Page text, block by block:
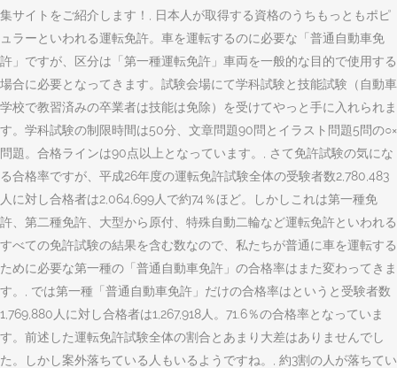
集サイトをご紹介します！, 日本人が取得する資格のうちもっともポピ
ュラーといわれる運転免許。車を運転するのに必要な「普通自動車免
許」ですが、区分は「第一種運転免許」車両を一般的な目的で使用する
場合に必要となってきます。試験会場にて学科試験と技能試験（自動車
学校で教習済みの卒業者は技能は免除）を受けてやっと手に入れられま
す。学科試験の制限時間は50分、文章問題90問とイラスト問題5問の○×
問題。合格ラインは90点以上となっています。, さて免許試験の気にな
る合格率ですが、平成26年度の運転免許試験全体の受験者数2,780,483
人に対し合格者は2,064,699人で約74％ほど。しかしこれは第一種免
許、第二種免許、大型から原付、特殊自動二輪など運転免許といわれる
すべての免許試験の結果を含む数なので、私たちが普通に車を運転する
ために必要な第一種の「普通自動車免許」の合格率はまた変わってきま
す。, では第一種「普通自動車免許」だけの合格率はというと受験者数
1,769,880人に対し合格者は1,267,918人。71.6％の合格率となっていま
す。前述した運転免許試験全体の割合とあまり大差はありませんでし
た。しかし案外落ちている人もいるようですね。, 約3割の人が落ちてい